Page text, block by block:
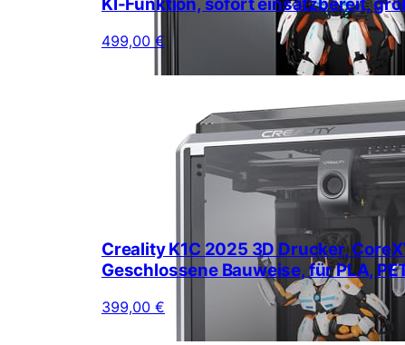
499,00 €
Creality K1C 2025 3D Drucker,
Geschlossene Bauweise, für PLA,
399,00 €